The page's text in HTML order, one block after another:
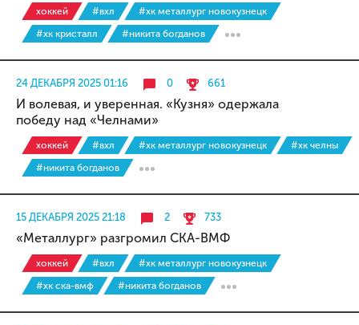
хоккей #вхл
#хк металлург новокузнецк
#хк кристалл
#никита богданов
24 ДЕКАБРЯ 2025 01:16 0 661
И волевая, и уверенная. «Кузня» одержала
победу над «Челнами»
хоккей #вхл #хк металлург новокузнецк
#хк челны
#никита богданов
15 ДЕКАБРЯ 2025 21:18 2 733
«Металлург» разгромил СКА-ВМФ
хоккей #вхл
#хк металлург новокузнецк
#хк ска-вмф
#никита богданов